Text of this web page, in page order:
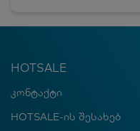
HOTSALE
კონტაქტი
HOTSALE-ის შესახებ